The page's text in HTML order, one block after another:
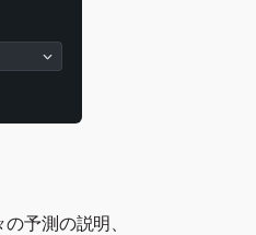
予測の説明、